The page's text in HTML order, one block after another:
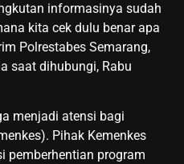
informasinya sudah
kita cek dulu benar apa
Polrestabes Semarang,
saat dihubungi, Rabu
menjadi atensi bagi
Pihak Kemenkes
pemberhentian program